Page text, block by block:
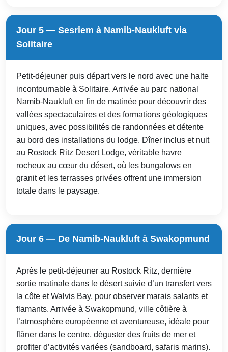
Jour 5 — Sesriem à Namib-Naukluft via
Solitaire
Petit-déjeuner puis départ vers le nord avec une halte
incontournable à Solitaire. Arrivée au parc national
Namib-Naukluft en fin de matinée pour découvrir des
vallées spectaculaires et des formations géologiques
uniques, avec possibilités de randonnées et détente
au bord des installations du lodge. Dîner inclus et nuit
au Rostock Ritz Desert Lodge, véritable havre
rocheux au cœur du désert, où les bungalows en
granit et les terrasses privées offrent une immersion
totale dans le paysage.
Jour 6 — De Namib-Naukluft à Swakopmund
Après le petit-déjeuner au Rostock Ritz, dernière
sortie matinale dans le désert suivie d’un transfert vers
la côte et Walvis Bay, pour observer marais salants et
flamants. Arrivée à Swakopmund, ville côtière à
l’atmosphère européenne et aventureuse, idéale pour
flâner dans le centre, déguster des fruits de mer et
profiter d’activités variées (sandboard, safaris marins).